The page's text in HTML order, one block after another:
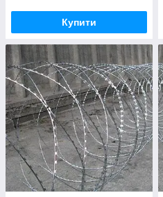
Купити